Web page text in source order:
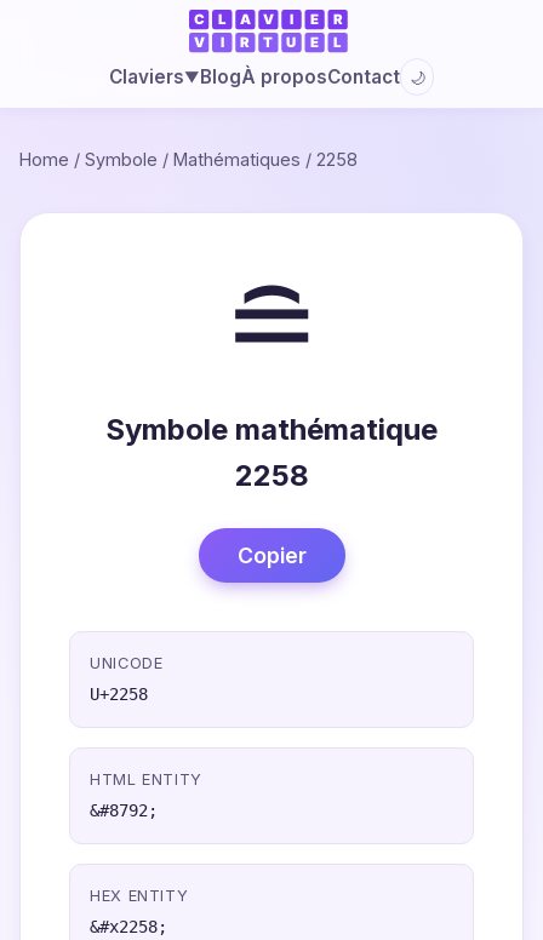
Claviers▼BlogÀ proposContact 🌙
Home / Symbole / Mathématiques / 2258
≘
Symbole mathématique
2258
Copier
UNICODE
U+2258
HTML ENTITY
&#8792;
HEX ENTITY
&#x2258;